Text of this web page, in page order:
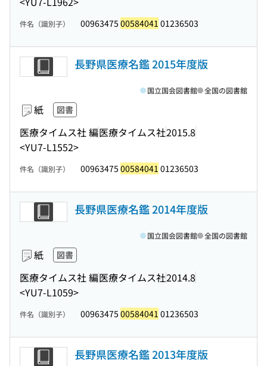
件名（識別子） 00963475 00584041 01236503
長野県医療名鑑 2015年度版
紙 図書
医療タイムス社 編医療タイムス社2015.8
<YU7-L1552>
国立国会図書館 全国の図書館
件名（識別子） 00963475 00584041 01236503
長野県医療名鑑 2014年度版
紙 図書
医療タイムス社 編医療タイムス社2014.8
<YU7-L1059>
国立国会図書館 全国の図書館
件名（識別子） 00963475 00584041 01236503
長野県医療名鑑 2013年度版